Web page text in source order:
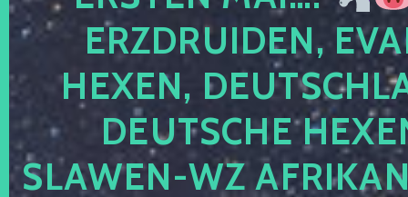
ERZDRUIDEN,
HEXEN,
DEUTSCHE
SLAWEN-WZ